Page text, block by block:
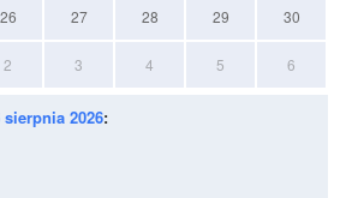
26 27 28 29 30
2 3 4 5 6
sierpnia 2026: